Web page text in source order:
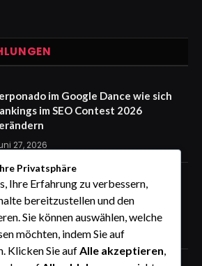
im Google Dance wie sich
im SEO Contest 2026
27, 2026
von WIŚNIOWSKI –
Lösungen für sichere
25, 2026
Privatsphäre
Ihre Erfahrung zu verbessern,
bereitzustellen und den
Sie können auswählen, welche
möchten, indem Sie auf
Klicken Sie aufAlle akzeptieren,